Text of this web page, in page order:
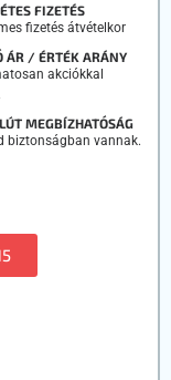
FIZETÉS
fizetés átvételkor
ÁR / ÉRTÉK ARÁNY
akciókkal
MEGBÍZHATÓSÁG
biztonságban vannak.